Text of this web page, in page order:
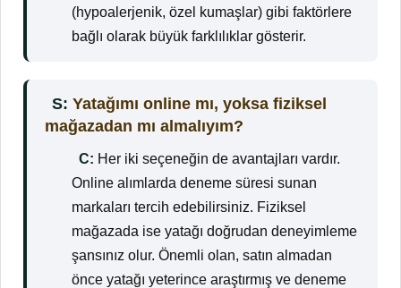
(hypoalerjenik, özel kumaşlar) gibi faktörlere
bağlı olarak büyük farklılıklar gösterir.
S: Yatağımı online mı, yoksa fiziksel
mağazadan mı almalıyım?
C: Her iki seçeneğin de avantajları vardır.
Online alımlarda deneme süresi sunan
markaları tercih edebilirsiniz. Fiziksel
mağazada ise yatağı doğrudan deneyimleme
şansınız olur. Önemli olan, satın almadan
önce yatağı yeterince araştırmış ve deneme